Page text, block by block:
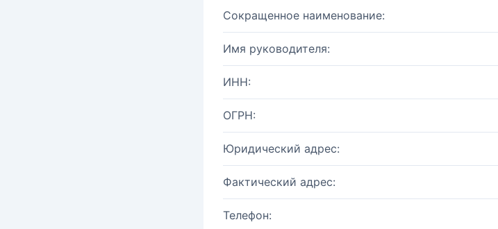
Сокращенное наименование:
Имя руководителя:
ИНН:
ОГРН:
Юридический адрес:
Фактический адрес:
Телефон: